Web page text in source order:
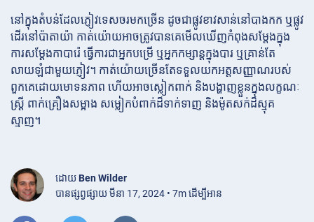
នៅក្នុងតំបន់ដែលភ្ញៀវទេសចរមកច្រើន ដូចជាផ្លូវខាវសាន់នៅបាងកក ឬផ្លូវ
ដើរនៅប៉ាតាយ៉ា កាត់យ៉ោយអាចត្រូវបានគេមើលឃើញកំពុងសម្តែងក្នុង
ការសម្តែងកាបារ៉េ ធ្វើការជាអ្នកបម្រើ ឬអ្នកកម្សាន្តក្នុងបារ ឬគ្រាន់តែ
លាយឡំជាមួយភ្ញៀវ។ កាត់យ៉ោយច្រើនតែទទួលយកអត្តសញ្ញាណរបស់
ពួកគេដោយមោទនភាព ហើយអាចស្លៀកពាក់ និងបង្ហាញខ្លួនក្នុងលក្ខណៈ
ស្ត្រី ពាក់គ្រឿងសម្អាង សម្លៀកបំពាក់ដ៏ទាក់ទាញ និងម៉ូតសក់ដ៏ស្មុគ
ស្មាញ។
ដោយ Ben Wilder
បានផ្សព្វផ្សាយ មីនា 17, 2024 • 7m ដើម្បីអាន